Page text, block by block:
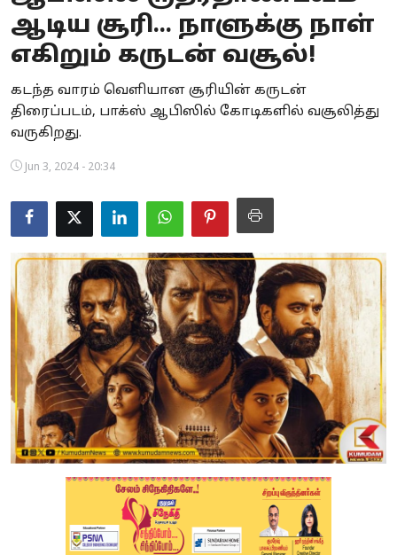
Business
Crime
Tamilnadu
National
Astrology
Spirituality
Weather
Politics
ஆடிய சூரி... நாளுக்கு நாள்
எகிறும் கருடன் வசூல்!
கடந்த வாரம் வெளியான சூரியின் கருடன்
திரைப்படம், பாக்ஸ் ஆபிஸில் கோடிகளில் வசூலித்து
வருகிறது.
Jun 3, 2024 - 20:34